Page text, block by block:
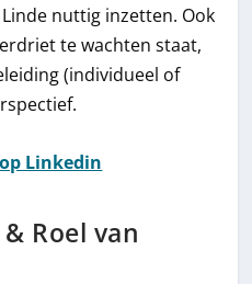
nuttig inzetten. Ook
te wachten staat,
(individueel of
Linkedin
Roel van